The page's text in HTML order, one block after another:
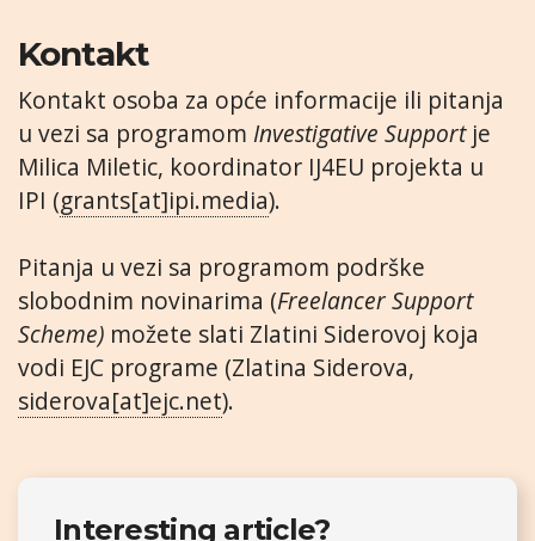
Kontakt
Kontakt osoba za opće informacije ili pitanja
u vezi sa programom Investigative Supportje
Milica Miletic, koordinator IJ4EU projekta u
IPI (grants[at]ipi.media).
Pitanja u vezi sa programom podrške
slobodnim novinarima (Freelancer Support
Scheme) možete slati Zlatini Siderovoj koja
vodi EJC programe (Zlatina Siderova,
siderova[at]ejc.net).
Interesting article?